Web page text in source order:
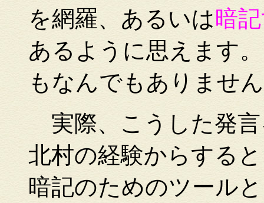
を網羅、あるいは暗
あるように思えます
もなんでもありませ
実際、こうした発
北村の経験からする
暗記のためのツール